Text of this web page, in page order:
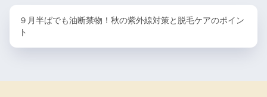
９月半ばでも油断禁物！秋の紫外線対策と脱毛ケアのポイン
ト